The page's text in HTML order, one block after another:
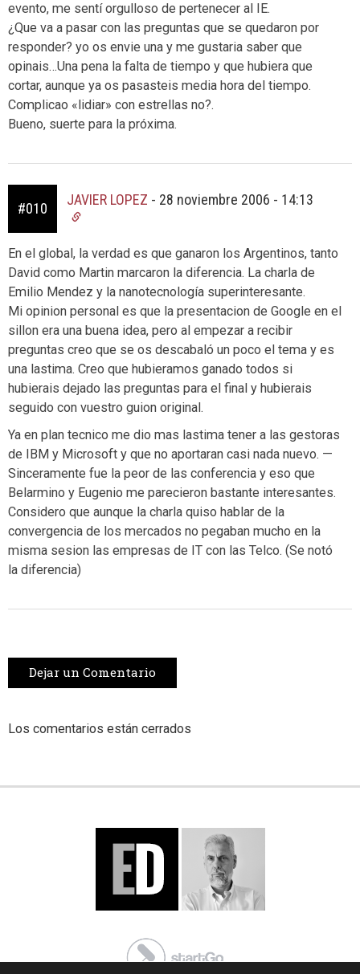
evento, me sentí orgulloso de pertenecer al IE.
¿Que va a pasar con las preguntas que se quedaron por
responder? yo os envie una y me gustaria saber que
opinais…Una pena la falta de tiempo y que hubiera que
cortar, aunque ya os pasasteis media hora del tiempo.
Complicao «lidiar» con estrellas no?.
Bueno, suerte para la próxima.
#010
JAVIER LOPEZ - 28 noviembre 2006 - 14:13
En el global, la verdad es que ganaron los Argentinos, tanto
David como Martin marcaron la diferencia. La charla de
Emilio Mendez y la nanotecnología superinteresante.
Mi opinion personal es que la presentacion de Google en el
sillon era una buena idea, pero al empezar a recibir
preguntas creo que se os descabaló un poco el tema y es
una lastima. Creo que hubieramos ganado todos si
hubierais dejado las preguntas para el final y hubierais
seguido con vuestro guion original.
Ya en plan tecnico me dio mas lastima tener a las gestoras
de IBM y Microsoft y que no aportaran casi nada nuevo. —
Sinceramente fue la peor de las conferencia y eso que
Belarmino y Eugenio me parecieron bastante interesantes.
Considero que aunque la charla quiso hablar de la
convergencia de los mercados no pegaban mucho en la
misma sesion las empresas de IT con las Telco. (Se notó
la diferencia)
Dejar un Comentario
Los comentarios están cerrados